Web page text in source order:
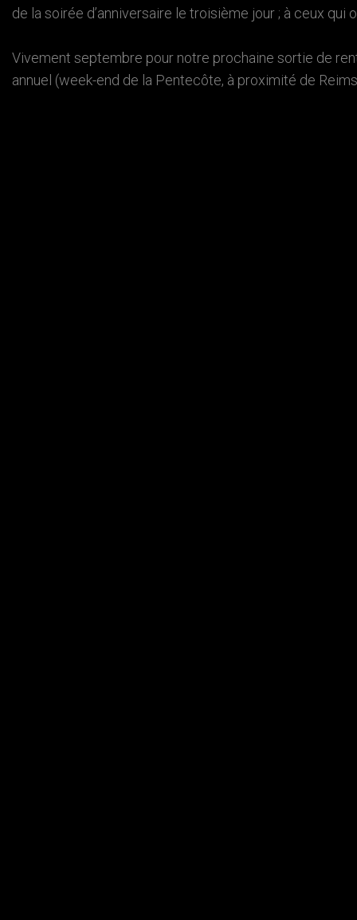
de la soirée d’anniversaire le troisième jour ; à ceux
Vivement septembre pour notre prochaine sortie de
annuel (week-end de la Pentecôte, à proximité de